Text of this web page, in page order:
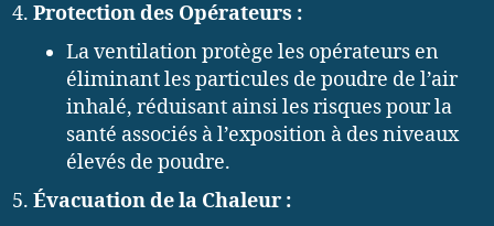
Protection des Opérateurs :
La ventilation protège les opérateurs en
éliminant les particules de poudre de l’air
inhalé, réduisant ainsi les risques pour la
santé associés à l’exposition à des niveaux
élevés de poudre.
Évacuation de la Chaleur :